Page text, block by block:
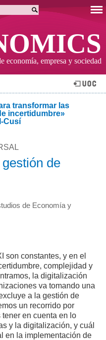
economía, empresa y sociedad
transformar las
incertidumbre»
Cusí
de
de Economía y
son constantes, y en el
complejidad y
la digitalización
va tomando una
a la gestión de
un recorrido por
en cuenta en lo
y la digitalización, y cuál
en la implementación de